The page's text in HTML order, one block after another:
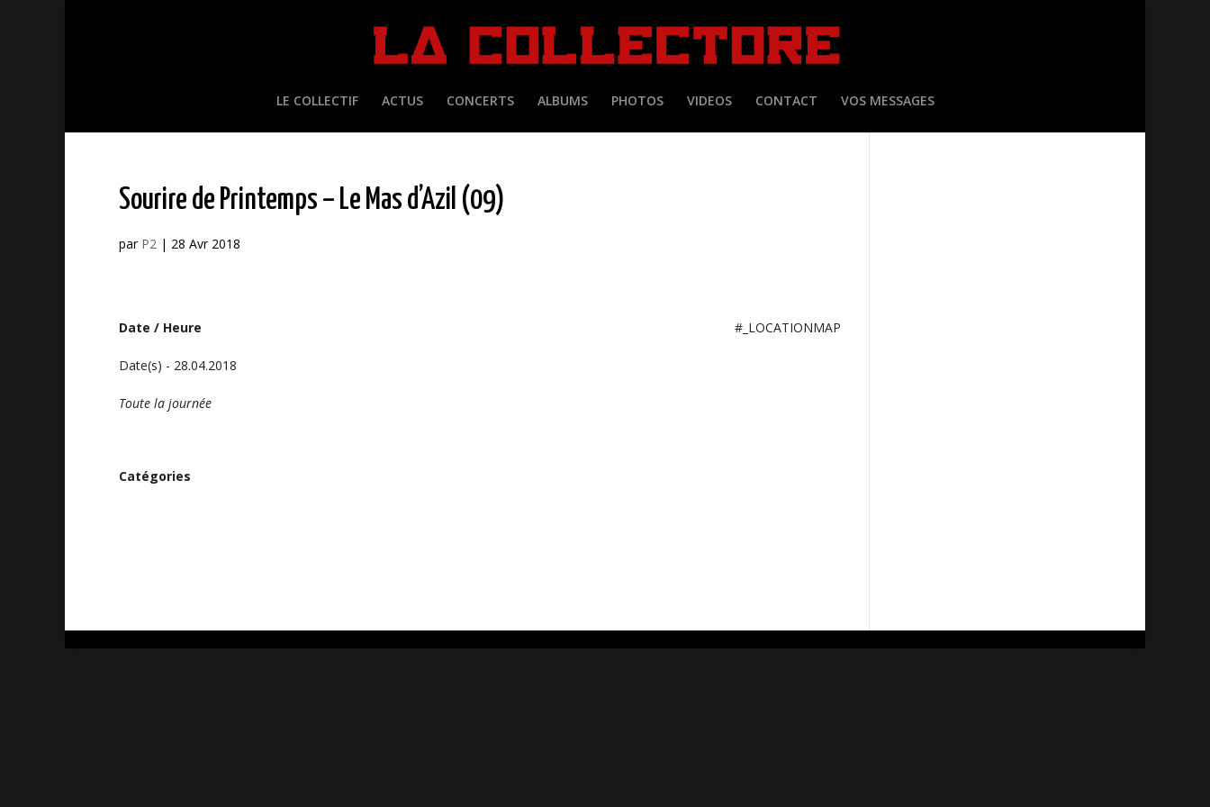
LE COLLECTIF ACTUS CONCERTS ALBUMS PHOTOS VIDEOS CONTACT VOS MESSAGES
Sourire de Printemps – Le Mas d’Azil (09)
par P2 | 28 Avr 2018
#_LOCATIONMAP
Date / Heure
Date(s) - 28.04.2018
Toute la journée
Catégories